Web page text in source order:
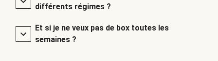
différents régimes ?
Et si je ne veux pas de box toutes les
semaines ?